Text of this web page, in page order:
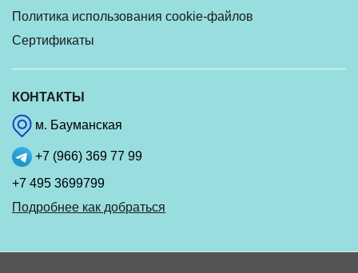
Политика использования cookie-файлов
Сертификаты
КОНТАКТЫ
м. Бауманская
+7 (966) 369 77 99
+7 495 3699799
Подробнее как добраться